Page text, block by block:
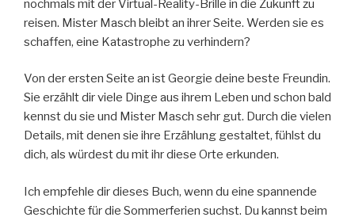
nochmals mit der Virtual-Reality-Brille in die Zukunft zu
reisen. Mister Masch bleibt an ihrer Seite. Werden sie es
schaffen, eine Katastrophe zu verhindern?
Von der ersten Seite an ist Georgie deine beste Freundin.
Sie erzählt dir viele Dinge aus ihrem Leben und schon bald
kennst du sie und Mister Masch sehr gut. Durch die vielen
Details, mit denen sie ihre Erzählung gestaltet, fühlst du
dich, als würdest du mit ihr diese Orte erkunden.
Ich empfehle dir dieses Buch, wenn du eine spannende
Geschichte für die Sommerferien suchst. Du kannst beim